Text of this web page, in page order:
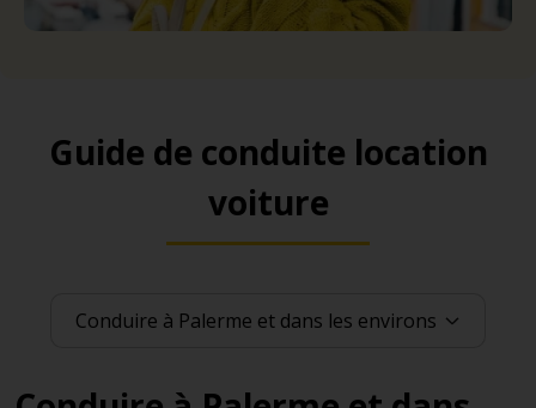
Guide de conduite location
voiture